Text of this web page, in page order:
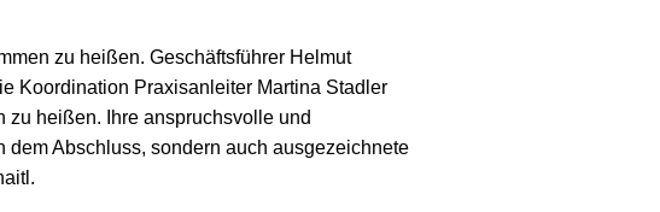
zu heißen. Geschäftsführer Helmut
Koordination Praxisanleiter Martina Stadler
zu heißen. Ihre anspruchsvolle und
Abschluss, sondern auch ausgezeichnete